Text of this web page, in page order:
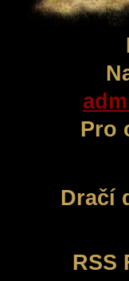
Pro
Dračí
RSS